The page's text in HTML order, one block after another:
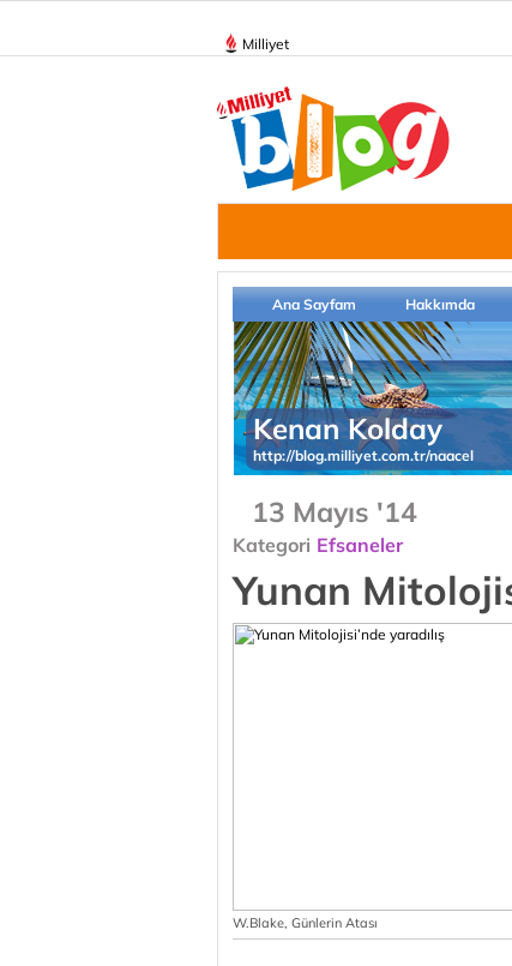
Milliyet
Ana Sayfam Hakkımda
Kenan Kolday
http://blog.milliyet.com.tr/naacel
13 Mayıs '14
Kategori Efsaneler
Yunan
W.Blake, Günlerin Atası